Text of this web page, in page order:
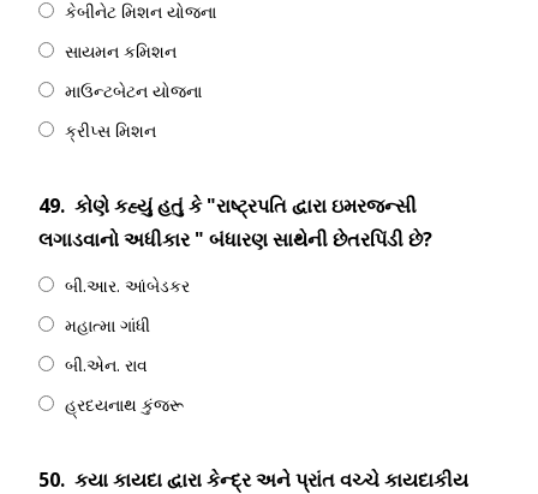
કેબીનેટ મિશન યોજના
સાયમન કમિશન
માઉન્ટબેટન યોજના
ક્રીપ્સ મિશન
49. કોણે કહ્યું હતું કે "રાષ્ટ્રપતિ દ્વારા ઇમરજન્સી
લગાડવાનો અધીકાર " બંધારણ સાથેની છેતરપિંડી છે?
બી.આર. આંબેડકર
મહાત્મા ગાંધી
બી.એન. રાવ
હ્રદયનાથ કુંજરૂ
50. કયા કાયદા દ્વારા કેન્દ્ર અને પ્રાંત વચ્ચે કાયદાકીય